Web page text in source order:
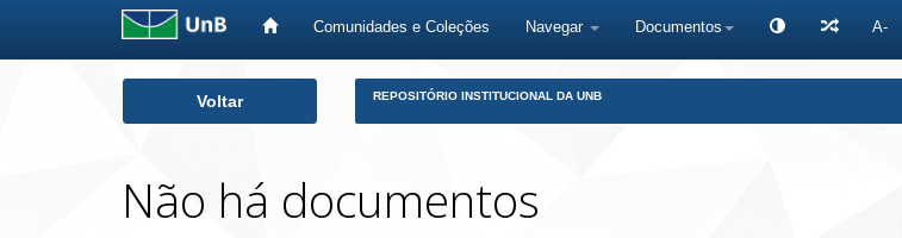
Comunidades e Coleções Navegar Documentos A-
Voltar REPOSITÓRIO INSTITUCIONAL DA UNB
Não há documentos